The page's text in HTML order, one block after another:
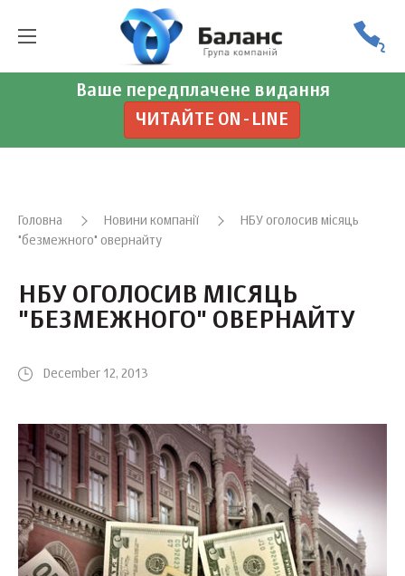
Ваше передплачене видання
ЧИТАЙТЕ ON-LINE
Головна Новини компанії
НБУ оголосив місяць
"безмежного" ​​овернайту
НБУ ОГОЛОСИВ МІСЯЦЬ
"БЕЗМЕЖНОГО" ​​ОВЕРНАЙТУ
December 12, 2013